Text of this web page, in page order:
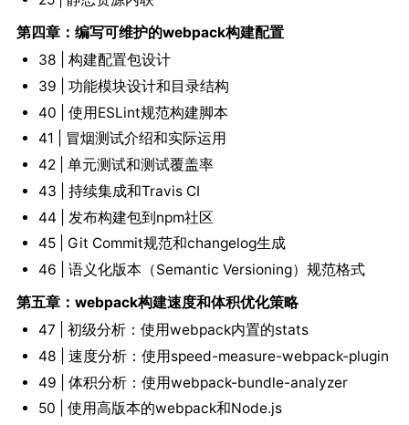
第四章：编写可维护的webpack构建配置
38 | 构建配置包设计
39 | 功能模块设计和目录结构
40 | 使用ESLint规范构建脚本
41 | 冒烟测试介绍和实际运用
42 | 单元测试和测试覆盖率
43 | 持续集成和Travis CI
44 | 发布构建包到npm社区
45 | Git Commit规范和changelog生成
46 | 语义化版本（Semantic Versioning）规范格式
第五章：webpack构建速度和体积优化策略
47 | 初级分析：使用webpack内置的stats
48 | 速度分析：使用speed-measure-webpack-plugin
49 | 体积分析：使用webpack-bundle-analyzer
50 | 使用高版本的webpack和Node.js